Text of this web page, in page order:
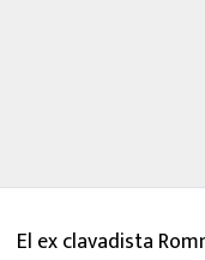
El ex clavadista